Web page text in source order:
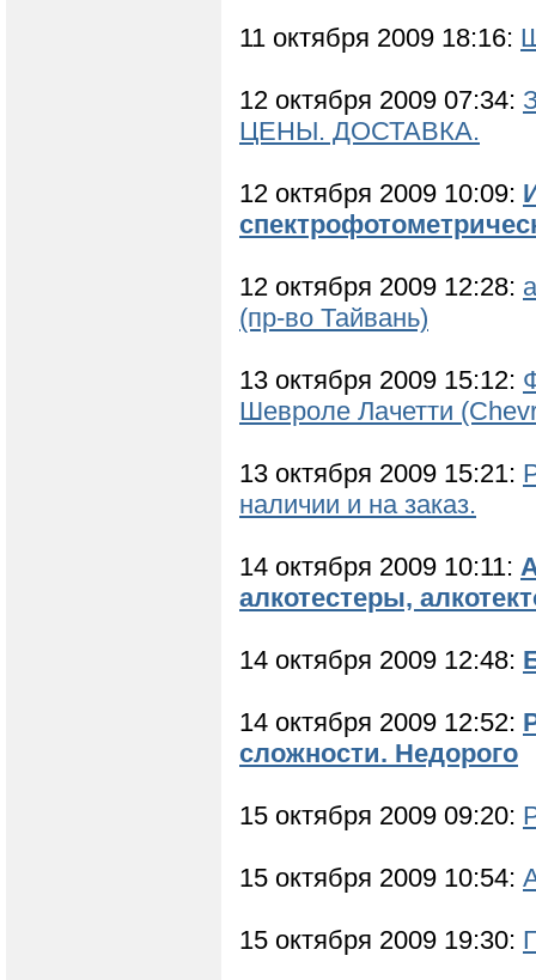
11 октября 2009 18:16:
12 октября 2009 07:34:
ЦЕНЫ. ДОСТАВКА.
12 октября 2009 10:09:
12 октября 2009 12:28:
(пр-во Тайвань)
13 октября 2009 15:12:
Шевроле Лачетти
13 октября 2009 15:21:
наличии и на заказ.
14 октября 2009 10:11:
алкотестеры,
14 октября 2009 12:48:
14 октября 2009 12:52:
сложности. Недорого
15 октября 2009 09:20:
15 октября 2009 10:54:
15 октября 2009 19:30: